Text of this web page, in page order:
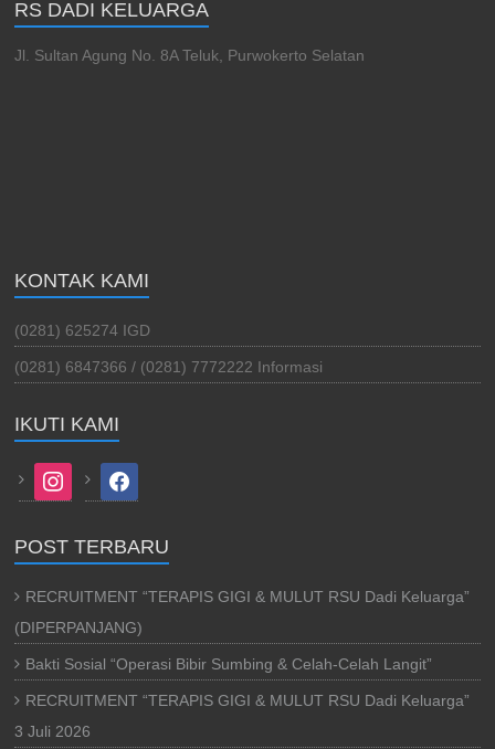
RS DADI KELUARGA
Jl. Sultan Agung No. 8A Teluk, Purwokerto Selatan
KONTAK KAMI
(0281) 625274 IGD
(0281) 6847366 / (0281) 7772222 Informasi
IKUTI KAMI
instagram facebook
POST TERBARU
RECRUITMENT “TERAPIS GIGI & MULUT RSU Dadi Keluarga”
(DIPERPANJANG)
Bakti Sosial “Operasi Bibir Sumbing & Celah-Celah Langit”
RECRUITMENT “TERAPIS GIGI & MULUT RSU Dadi Keluarga”
3 Juli 2026